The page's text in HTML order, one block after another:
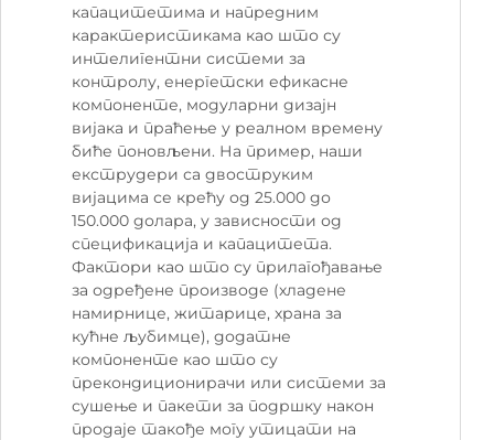
капацитетима и напредним
карактеристикама као што су
интелигентни системи за
контролу, енергетски ефикасне
компоненте, модуларни дизајн
вијака и праћење у реалном времену
биће поновљени. На пример, наши
екструдери са двоструким
вијацима се крећу од 25.000 до
150.000 долара, у зависности од
спецификација и капацитета.
Фактори као што су прилагођавање
за одређене производе (хладене
намирнице, житарице, храна за
кућне љубимце), додатне
компоненте као што су
прекондиционирачи или системи за
сушење и пакети за подршку након
продаје такође могу утицати на